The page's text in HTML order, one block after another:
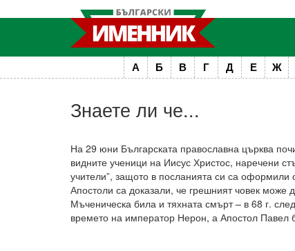
А Б В Г Д Е Ж
Знаете ли че...
На 29 юни Българската православна църква
видните ученици на Иисус Христос, наречени
учители”, защото в посланията си са
Апостоли са доказали, че грешният човек
Мъченическа била и тяхната смърт – в 68 г.
времето на император Нерон, а Апостол Павел